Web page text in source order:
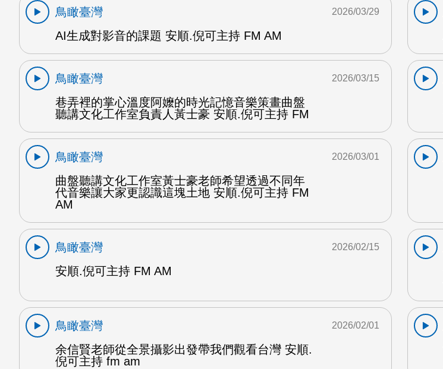
鳥瞰臺灣
AI生成對影音的課題 安順.倪可主持 FM AM
2026/03/29
鳥瞰臺灣
巷弄裡的掌心溫度阿嬤的時光記憶音樂策畫曲盤
聽講文化工作室負責人黃士豪 安順.倪可主持 FM
2026/03/15
鳥瞰臺灣
曲盤聽講文化工作室黃士豪老師希望透過不同年
代音樂讓大家更認識這塊土地 安順.倪可主持 FM
AM
2026/03/01
鳥瞰臺灣
安順.倪可主持 FM AM
2026/02/15
鳥瞰臺灣
余信賢老師從全景攝影出發帶我們觀看台灣 安順.
倪可主持 fm am
2026/02/01